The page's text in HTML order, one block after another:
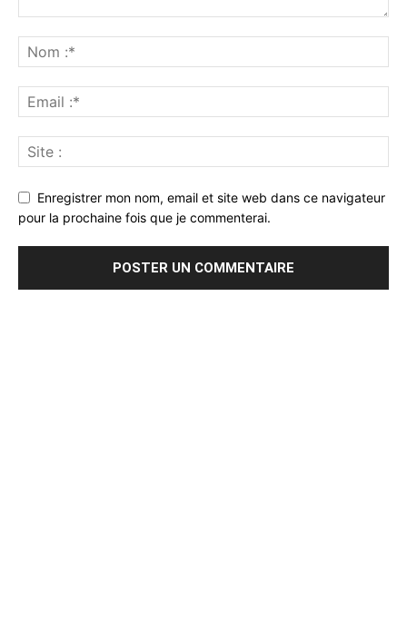
Enregistrer mon nom, email et site web dans ce navigateur
pour la prochaine fois que je commenterai.